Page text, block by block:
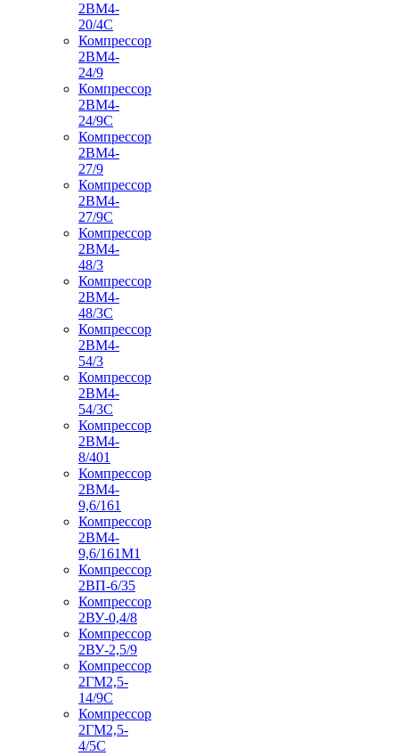
2ВМ4-
20/4С
Компрессор
2ВМ4-
24/9
Компрессор
2ВМ4-
24/9С
Компрессор
2ВМ4-
27/9
Компрессор
2ВМ4-
27/9С
Компрессор
2ВМ4-
48/3
Компрессор
2ВМ4-
48/3С
Компрессор
2ВМ4-
54/3
Компрессор
2ВМ4-
54/3С
Компрессор
2ВМ4-
8/401
Компрессор
2ВМ4-
9,6/161
Компрессор
2ВМ4-
9,6/161М1
Компрессор
2ВП-6/35
Компрессор
2ВУ-0,4/8
Компрессор
2ВУ-2,5/9
Компрессор
2ГМ2,5-
14/9С
Компрессор
2ГМ2,5-
4/5С